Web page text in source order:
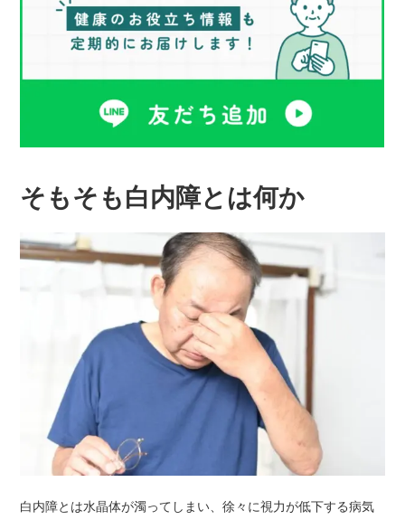
そもそも白内障とは何か
白内障とは水晶体が濁ってしまい、徐々に視力が低下する病気